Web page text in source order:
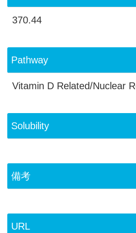
370.44
Pathway
Vitamin D Related/Nuclear
Solubility
備考
URL